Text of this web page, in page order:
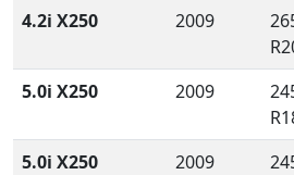
4.2i X250 2009
5.0i X250 2009
5.0i X250 2009